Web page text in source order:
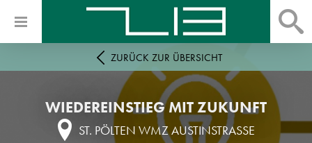
ZURÜCK ZUR ÜBERSICHT
WIEDEREINSTIEG MIT ZUKUNFT
ST. PÖLTEN WMZ AUSTINSTRASSE